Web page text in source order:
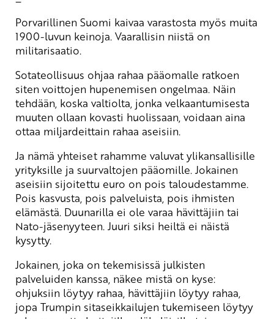
Porvarillinen Suomi kaivaa varastosta myös muita
1900-luvun keinoja. Vaarallisin niistä on
militarisaatio.
Sotateollisuus ohjaa rahaa pääomalle ratkoen
siten voittojen hupenemisen ongelmaa. Näin
tehdään, koska valtiolta, jonka velkaantumisesta
muuten ollaan kovasti huolissaan, voidaan aina
ottaa miljardeittain rahaa aseisiin.
Ja nämä yhteiset rahamme valuvat ylikansallisille
yrityksille ja suurvaltojen pääomille. Jokainen
aseisiin sijoitettu euro on pois taloudestamme.
Pois kasvusta, pois palveluista, pois ihmisten
elämästä. Duunarilla ei ole varaa hävittäjiin tai
Nato-jäsenyyteen. Juuri siksi heiltä ei näistä
kysytty.
Jokainen, joka on tekemisissä julkisten
palveluiden kanssa, näkee mistä on kyse:
ohjuksiin löytyy rahaa, hävittäjiin löytyy rahaa,
jopa Trumpin sitaseikkailujen tukemiseen löytyy